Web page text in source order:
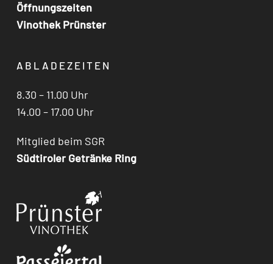
Öffnungszeiten
Vinothek Prünster
ABLADEZEITEN
8.30 – 11.00 Uhr
14.00 – 17.00 Uhr
Mitglied beim SGR
Südtiroler Getränke Ring